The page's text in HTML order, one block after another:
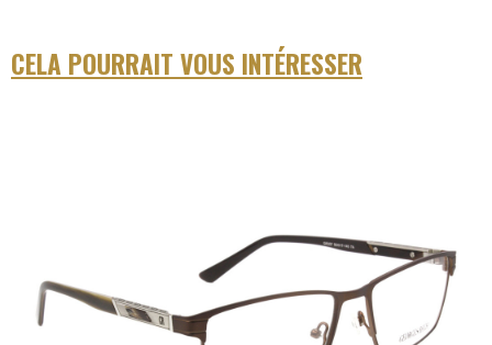
CELA POURRAIT VOUS INTÉRESSER